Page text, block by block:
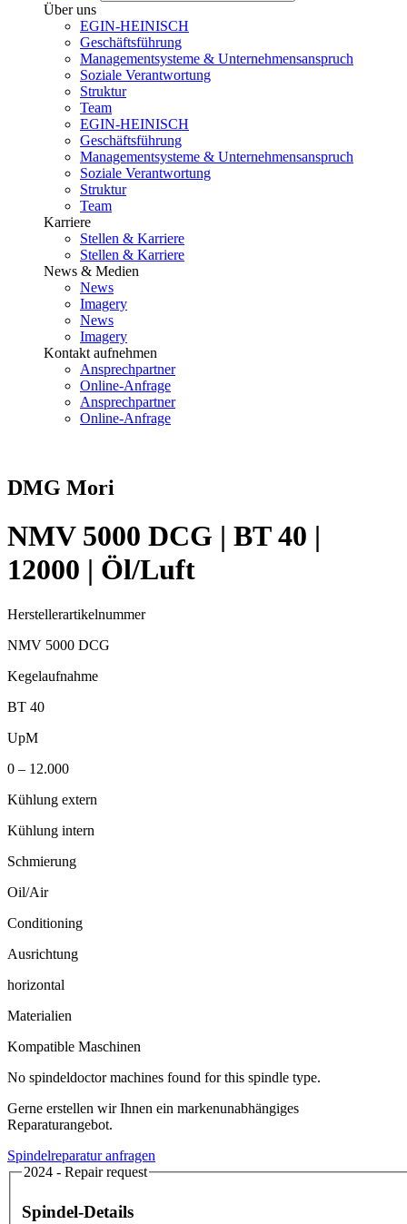
Über uns
EGIN-HEINISCH
Geschäftsführung
Managementsysteme & Unternehmensanspruch
Soziale Verantwortung
Struktur
Team
EGIN-HEINISCH
Geschäftsführung
Managementsysteme & Unternehmensanspruch
Soziale Verantwortung
Struktur
Team
Karriere
Stellen & Karriere
Stellen & Karriere
News & Medien
News
Imagery
News
Imagery
Kontakt aufnehmen
Ansprechpartner
Online-Anfrage
Ansprechpartner
Online-Anfrage
DMG Mori
NMV 5000 DCG | BT 40 |
12000 | Öl/Luft
Herstellerartikelnummer
NMV 5000 DCG
Kegelaufnahme
BT 40
UpM
0 – 12.000
Kühlung extern
Kühlung intern
Schmierung
Oil/Air
Conditioning
Ausrichtung
horizontal
Materialien
Kompatible Maschinen
No spindeldoctor machines found for this spindle type.
Gerne erstellen wir Ihnen ein markenunabhängiges
Reparaturangebot.
Spindelreparatur anfragen
2024 - Repair request
Spindel-Details